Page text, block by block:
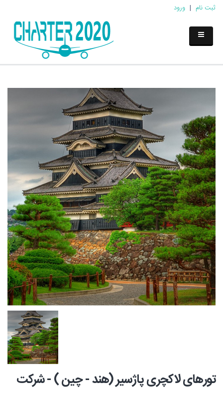
ثبت نام | ورود
تورهای لاکچری پاژسیر (هند - چین ) - شرکت